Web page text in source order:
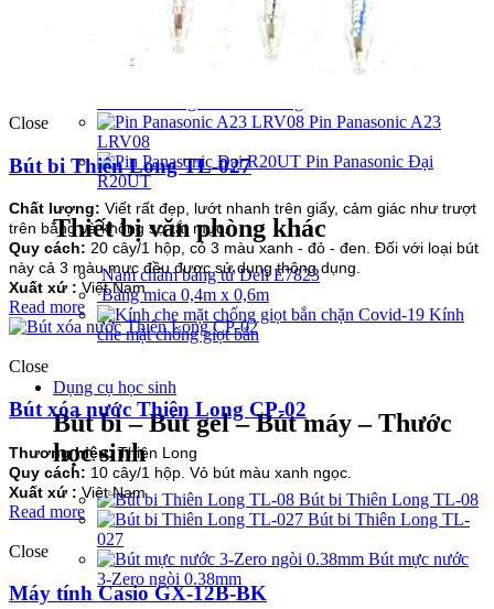
Pin – CD DVD – USB – Chuột
Pin Panasonic A23
LRV08
Pin Panasonic Đại
R20UT
Thiết bị văn phòng khác
Nam châm bảng từ Deli E7823
Bảng mica 0,4m x 0,6m
Kính
che mặt chống giọt bắn
Dụng cụ học sinh
Bút bi – Bút gel – Bút máy – Thước
học sinh
Bút bi Thiên Long TL-08
Bút bi Thiên Long TL-
027
Bút mực nước
3-Zero ngòi 0.38mm
Close
Bút bi Thiên Long TL-027
Chất lượng: Viết rất đẹp, lướt nhanh trên giấy, cảm giác như trượt
trên băng và không sợ tắt mực.
Quy cách: 20 cây/1 hộp, có 3 màu xanh - đỏ - đen. Đối với loại bút
này cả 3 màu mực đều được sử dụng thông dụng.
Xuất xứ :Việt Nam
Read more
Close
Bút xóa nước Thiên Long CP-02
Thương hiệu:Thiên Long
Quy cách: 10 cây/1 hộp. Vỏ bút màu xanh ngọc.
Xuất xứ : Việt Nam
Read more
Close
Máy tính Casio GX-12B-BK